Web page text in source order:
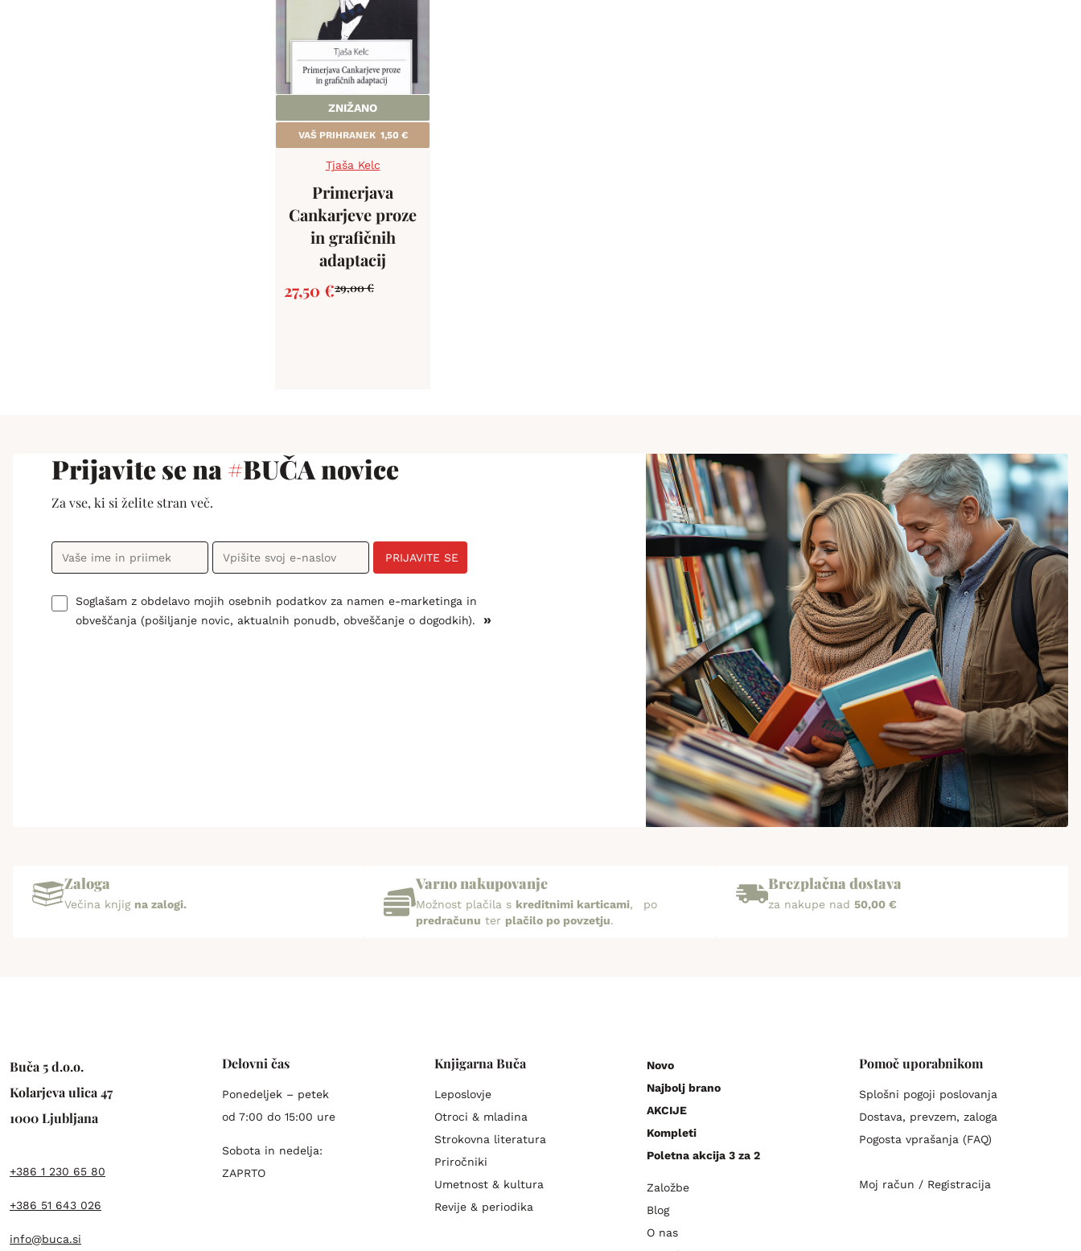
ZNIŽANO
VAŠ PRIHRANEK 1,50 €
Tjaša Kelc
Primerjava
Cankarjeve proze
in grafičnih
adaptacij
29,00€
27,50 €
Prijavite se na#BUČA novice
Za vse, ki si želite stran več.
Soglašam z obdelavo mojih osebnih podatkov za namen e-marketinga in
obveščanja (pošiljanje novic, aktualnih ponudb, obveščanje o dogodkih).
»
PRIJAVITE SE
Zaloga
Večina knjig na zalogi.
Varno nakupovanje
Možnost plačila s kreditnimi karticami, po
predračunu ter plačilo po povzetju.
Brezplačna dostava
za nakupe nad 50,00 €
Buča 5 d.o.o.
Kolarjeva ulica 47
1000 Ljubljana
+386 1 230 65 80
+386 51 643 026
info@buca.si
Delovni čas
Ponedeljek – petek
od 7:00 do 15:00 ure
Sobota in nedelja:
ZAPRTO
Knjigarna Buča
Leposlovje
Otroci & mladina
Strokovna literatura
Priročniki
Umetnost & kultura
Revije & periodika
Novo
Najbolj brano
AKCIJE
Kompleti
Poletna akcija 3 za 2
Založbe
Blog
O nas
Pomoč uporabnikom
Splošni pogoji poslovanja
Dostava, prevzem, zaloga
Pogosta vprašanja (FAQ)
Moj račun / Registracija